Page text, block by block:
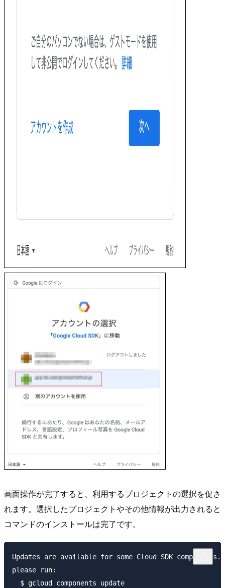
画面操作が完了すると、利用するプロジェクトの選択を促さ
れます。選択したプロジェクトやその他情報が出力されると
コマンドのインストールは完了です。
Updates are available for some Cloud SDK
please run:
  $ gcloud components update